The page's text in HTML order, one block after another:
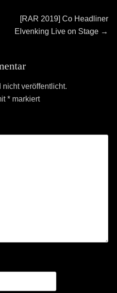
Next
post:
[RAR 2019] Co Headliner
Elvenking Live on Stage →
veröffentlicht.
*markiert